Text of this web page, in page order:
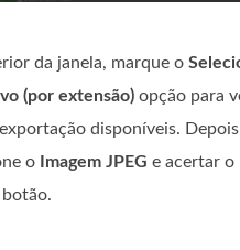
da janela, marque o
(por extensão) opção para
disponíveis. Depois
o
Imagem JPEG e acertar o
botão.